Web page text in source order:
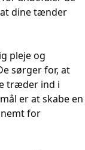
dine tænder
pleje og
sørger for, at
træder ind i
er at skabe en
for